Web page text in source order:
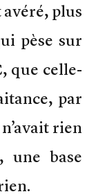
avéré, plus
pèse sur
que celle-
par
rien
une base